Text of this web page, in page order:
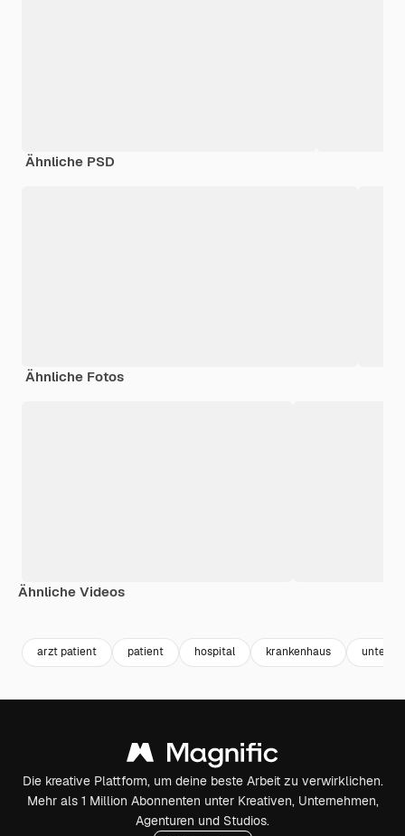
Ähnliche PSD
Ähnliche Fotos
Ähnliche Videos
arzt patient patient hospital krankenhaus
Die kreative Plattform, um deine beste Arbeit zu verwirklichen.
Mehr als 1 Million Abonnenten unter Kreativen, Unternehmen,
Agenturen und Studios.